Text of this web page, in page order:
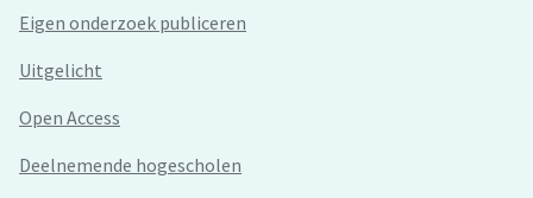
Eigen onderzoek publiceren
Uitgelicht
Open Access
Deelnemende hogescholen